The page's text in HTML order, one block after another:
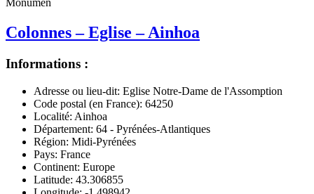
Monumen
Colonnes – Eglise – Ainhoa
Informations :
Adresse ou lieu-dit: Eglise Notre-Dame de l'Assomption
Code postal (en France): 64250
Localité: Ainhoa
Département: 64 - Pyrénées-Atlantiques
Région: Midi-Pyrénées
Pays: France
Continent: Europe
Latitude: 43.306855